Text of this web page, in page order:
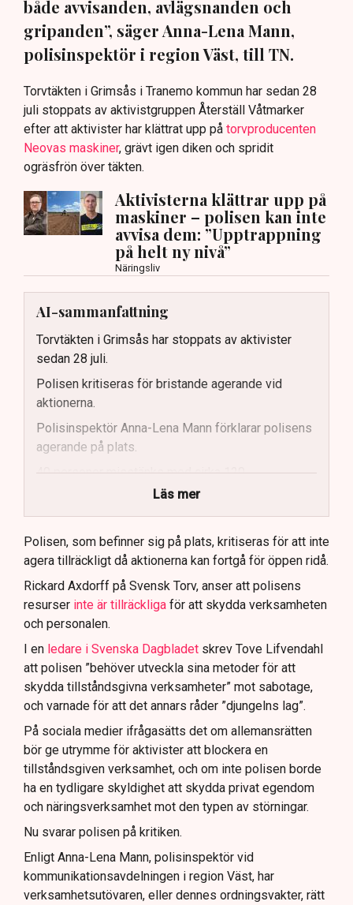
både avvisanden, avlägsnanden och
gripanden”, säger Anna-Lena Mann,
polisinspektör i region Väst, till TN.
Torvtäkten i Grimsås i Tranemo kommun har sedan 28
juli stoppats av aktivistgruppen Återställ Våtmarker
efter att aktivister har klättrat upp på torvproducenten
Neovas maskiner, grävt igen diken och spridit
ogräsfrön över täkten.
Aktivisterna klättrar upp på
maskiner – polisen kan inte
avvisa dem: ”Upptrappning
på helt ny nivå”
Näringsliv
AI-sammanfattning
Torvtäkten i Grimsås har stoppats av aktivister
sedan 28 juli.
Polisen kritiseras för bristande agerande vid
aktionerna.
Polisinspektör Anna-Lena Mann förklarar polisens
agerande på plats.
40 personer misstänks med cirka 120
brottsmisstankar kopplade.
Polisen använder drönare och uniformerad polis
för att dokumentera bevis.
Samtidigt är polisarbetet komplext när det gäller
att navigera juridiska rättigheter och gränser.
Läs mer
Polisen, som befinner sig på plats, kritiseras för att inte
agera tillräckligt då aktionerna kan fortgå för öppen ridå.
Rickard Axdorff på Svensk Torv, anser att polisens
resurser inte är tillräckliga för att skydda verksamheten
och personalen.
I en ledare i Svenska Dagbladet skrev Tove Lifvendahl
att polisen ”behöver utveckla sina metoder för att
skydda tillståndsgivna verksamheter” mot sabotage,
och varnade för att det annars råder ”djungelns lag”.
På sociala medier ifrågasätts det om allemansrätten
bör ge utrymme för aktivister att blockera en
tillståndsgiven verksamhet, och om inte polisen borde
ha en tydligare skyldighet att skydda privat egendom
och näringsverksamhet mot den typen av störningar.
Nu svarar polisen på kritiken.
Enligt Anna-Lena Mann, polisinspektör vid
kommunikationsavdelningen i region Väst, har
verksamhetsutövaren, eller dennes ordningsvakter, rätt